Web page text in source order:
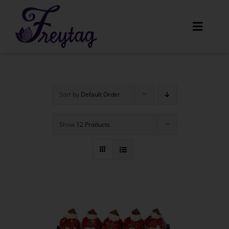
content
Toggle
Unser Angebot
Sort by Default Order
Show 12 Products